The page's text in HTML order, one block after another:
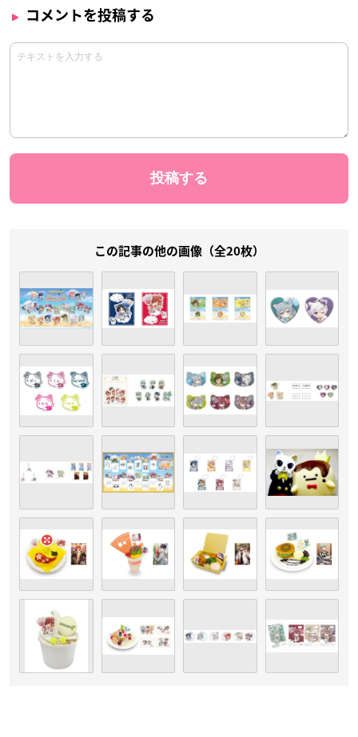
コメントを投稿する
この記事の他の画像（全20枚）